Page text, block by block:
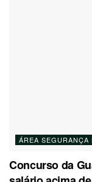
ÁREA SEGURANÇA
Concurso da